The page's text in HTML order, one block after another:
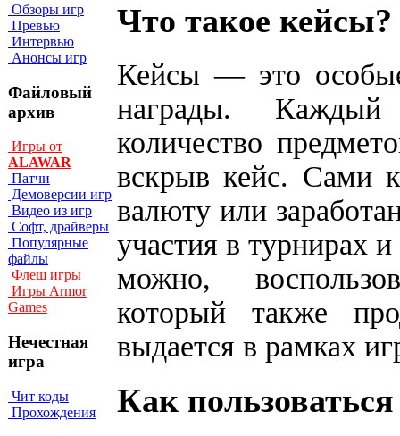
Обзоры игр
Превью
Интервью
Анонсы игр
Файловый
архив
Игры от
ALAWAR
Патчи
Демоверсии игр
Видео из игр
Софт, драйверы
Популярные
файлы
Флеш игры
Игры Armor
Games
Нечестная
игра
Чит коды
Прохождения
Что такое кейсы?
Кейсы — это
награды. Каждый
количество
вскрыв кейс. Сами
валюту или
участия в турнирах
можно,
который также
выдается в рамках
Как